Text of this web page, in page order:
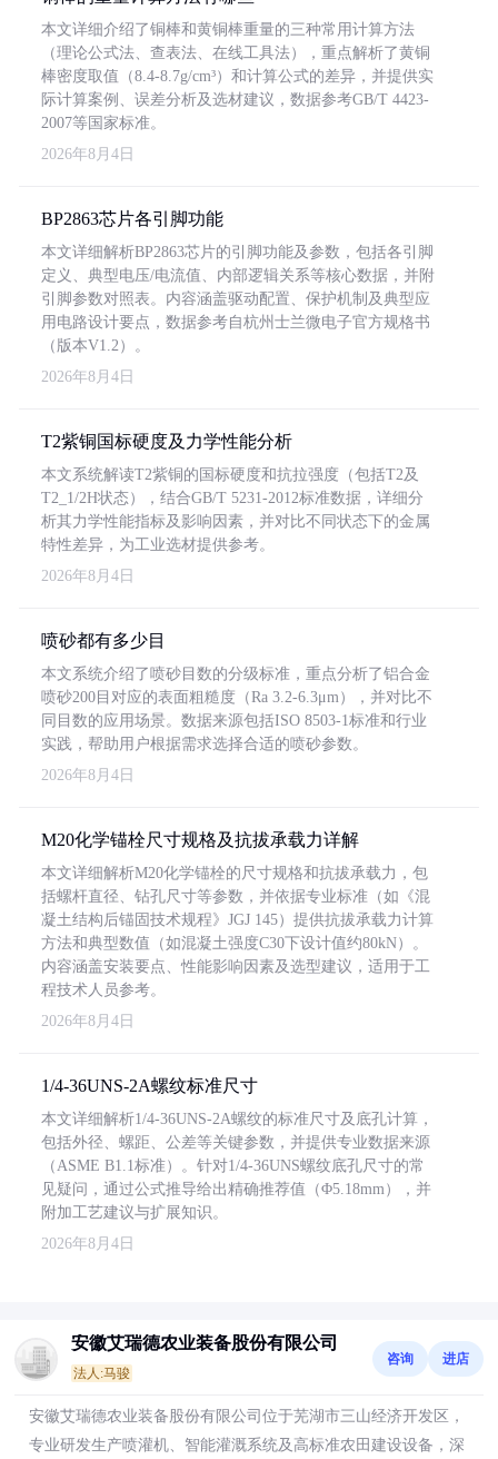
本文详细介绍了铜棒和黄铜棒重量的三种常用计算方法
（理论公式法、查表法、在线工具法），重点解析了黄铜
棒密度取值（8.4-8.7g/cm³）和计算公式的差异，并提供实
际计算案例、误差分析及选材建议，数据参考GB/T 4423-
2007等国家标准。
2026年8月4日
BP2863芯片各引脚功能
本文详细解析BP2863芯片的引脚功能及参数，包括各引脚
定义、典型电压/电流值、内部逻辑关系等核心数据，并附
引脚参数对照表。内容涵盖驱动配置、保护机制及典型应
用电路设计要点，数据参考自杭州士兰微电子官方规格书
（版本V1.2）。
2026年8月4日
T2紫铜国标硬度及力学性能分析
本文系统解读T2紫铜的国标硬度和抗拉强度（包括T2及
T2_1/2H状态），结合GB/T 5231-2012标准数据，详细分
析其力学性能指标及影响因素，并对比不同状态下的金属
特性差异，为工业选材提供参考。
2026年8月4日
喷砂都有多少目
本文系统介绍了喷砂目数的分级标准，重点分析了铝合金
喷砂200目对应的表面粗糙度（Ra 3.2-6.3μm），并对比不
同目数的应用场景。数据来源包括ISO 8503-1标准和行业
实践，帮助用户根据需求选择合适的喷砂参数。
2026年8月4日
M20化学锚栓尺寸规格及抗拔承载力详解
本文详细解析M20化学锚栓的尺寸规格和抗拔承载力，包
括螺杆直径、钻孔尺寸等参数，并依据专业标准（如《混
凝土结构后锚固技术规程》JGJ 145）提供抗拔承载力计算
方法和典型数值（如混凝土强度C30下设计值约80kN）。
内容涵盖安装要点、性能影响因素及选型建议，适用于工
程技术人员参考。
2026年8月4日
1/4-36UNS-2A螺纹标准尺寸
本文详细解析1/4-36UNS-2A螺纹的标准尺寸及底孔计算，
包括外径、螺距、公差等关键参数，并提供专业数据来源
（ASME B1.1标准）。针对1/4-36UNS螺纹底孔尺寸的常
见疑问，通过公式推导给出精确推荐值（Φ5.18mm），并
附加工艺建议与扩展知识。
2026年8月4日
安徽艾瑞德农业装备股份有限公司
法人:马骏
咨询 进店
安徽艾瑞德农业装备股份有限公司位于芜湖市三山经济开发区，
专业研发生产喷灌机、智能灌溉系统及高标准农田建设设备，深